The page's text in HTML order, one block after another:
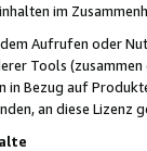
im
Aufrufen oder
Tools (zusammen
in Bezug auf
an diese Lizenz